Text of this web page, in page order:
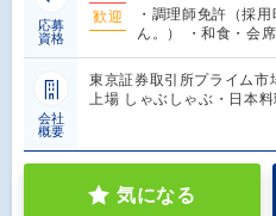
応募
資格
歓迎
・調理師免許（採
ん。） ・和食・会
会社
概要
東京証券取引所プライム市
上場 しゃぶしゃぶ・日本
気になる